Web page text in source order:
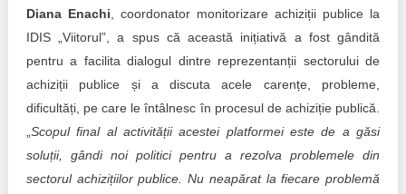
Diana Enachi , coordonator monitorizare achiziții publice la
IDIS „Viitorul”, a spus că această inițiativă a fost gândită
pentru a facilita dialogul dintre reprezentanții sectorului de
achiziții publice și a discuta acele carențe, probleme,
dificultăți, pe care le întâlnesc în procesul de achiziție publică.
Scopul final al activității acestei platformei este de a găsi
soluții, gândi noi politici pentru a rezolva problemele din
sectorul achizițiilor publice. Nu neapărat la fiecare problemă